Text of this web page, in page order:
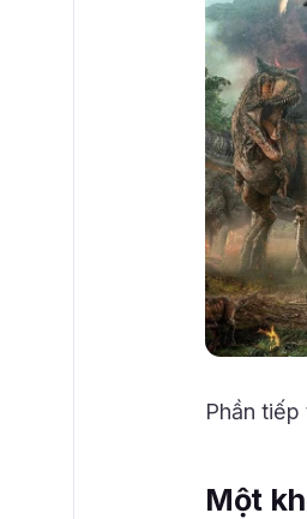
Phần tiếp
Một